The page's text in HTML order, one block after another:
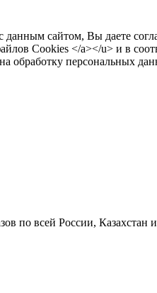
сайтом, Вы даете
Cookies </a></u> и в
обработку персональных
по всей России, Казахстан